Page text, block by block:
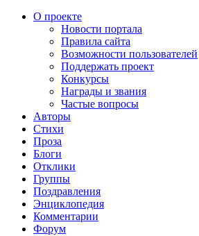
О проекте
Новости портала
Правила сайта
Возможности пользователей
Поддержать проект
Конкурсы
Награды и звания
Частые вопросы
Авторы
Стихи
Проза
Блоги
Отклики
Группы
Поздравления
Энциклопедия
Комментарии
Форум